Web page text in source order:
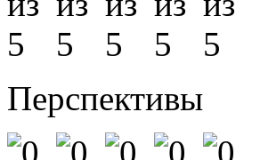
Перспективы